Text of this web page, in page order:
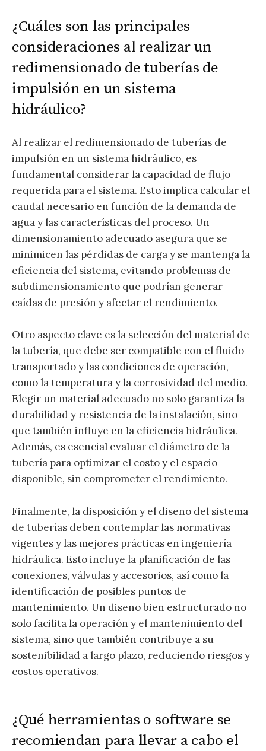
¿Cuáles son las principales
consideraciones al realizar un
redimensionado de tuberías de
impulsión en un sistema
hidráulico?
Al realizar el redimensionado de tuberías de
impulsión en un sistema hidráulico, es
fundamental considerar la capacidad de flujo
requerida para el sistema. Esto implica calcular el
caudal necesario en función de la demanda de
agua y las características del proceso. Un
dimensionamiento adecuado asegura que se
minimicen las pérdidas de carga y se mantenga la
eficiencia del sistema, evitando problemas de
subdimensionamiento que podrían generar
caídas de presión y afectar el rendimiento.
Otro aspecto clave es la selección del material de
la tubería, que debe ser compatible con el fluido
transportado y las condiciones de operación,
como la temperatura y la corrosividad del medio.
Elegir un material adecuado no solo garantiza la
durabilidad y resistencia de la instalación, sino
que también influye en la eficiencia hidráulica.
Además, es esencial evaluar el diámetro de la
tubería para optimizar el costo y el espacio
disponible, sin comprometer el rendimiento.
Finalmente, la disposición y el diseño del sistema
de tuberías deben contemplar las normativas
vigentes y las mejores prácticas en ingeniería
hidráulica. Esto incluye la planificación de las
conexiones, válvulas y accesorios, así como la
identificación de posibles puntos de
mantenimiento. Un diseño bien estructurado no
solo facilita la operación y el mantenimiento del
sistema, sino que también contribuye a su
sostenibilidad a largo plazo, reduciendo riesgos y
costos operativos.
¿Qué herramientas o software se
recomiendan para llevar a cabo el